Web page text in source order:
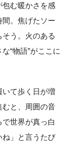
む暖かさを感
間。焦げたソー
う。火のある
“物語”がここに
て歩く日が増
むと、周囲の音
世界が真っ白
ね」と言うたび